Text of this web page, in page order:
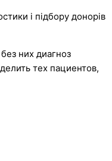
і підбору донорів
них диагноз
тех пациентов,